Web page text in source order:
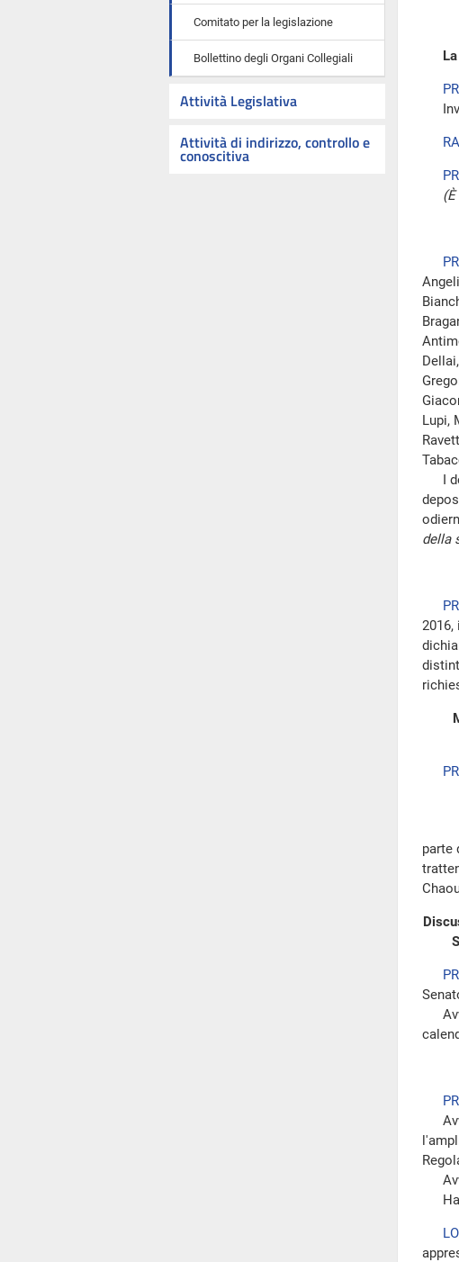
Comitato per la legislazione
Bollettino degli Organi Collegiali
Attività Legislativa
Attività di indirizzo, controllo e
conoscitiva
Lupi,
I
della
parte
Ha